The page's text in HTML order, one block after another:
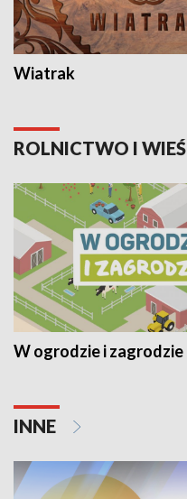
Wiatrak
ROLNICTWO I WIEŚ
W ogrodzie i zagrodzie
INNE